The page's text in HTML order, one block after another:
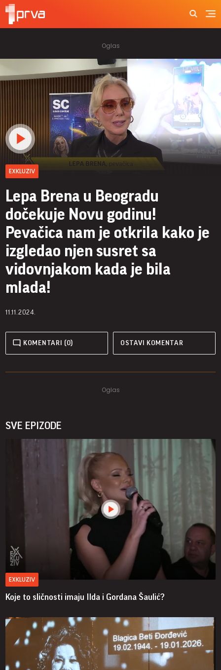
EXKLUZIV
Lepa Brena u Beogradu
dočekuje Novu godinu!
Pevačica nam je otkrila kako je
izgledao njen susret sa
vidovnjakom kada je bila
mlada!
11.11.2024.
KOMENTARI (0) OSTAVI KOMENTAR
SVE EPIZODE
EXKLUZIV
Koje to sličnosti imaju Ilda i Gordana Šaulić?